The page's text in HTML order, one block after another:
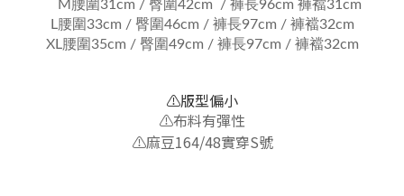
M腰圍31cm / 臀圍42cm / 褲長96cm 褲襠31cm
L腰圍33cm / 臀圍46cm / 褲長97cm / 褲襠32cm
XL腰圍35cm / 臀圍49cm / 褲長97cm / 褲襠32cm
⚠️版型偏小
⚠️布料有彈性
⚠️麻豆164/48實穿S號